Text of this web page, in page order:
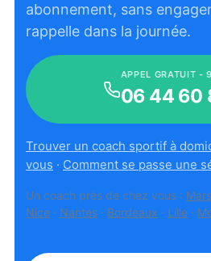
abonnement, sans
rappelle dans la journée.
APPEL GRATUIT -
06 44 60
Trouver un coach sportif à
vous · Comment se passe une
Un coach près de chez vous :
Nice · Nantes · Bordeaux · Lille ·